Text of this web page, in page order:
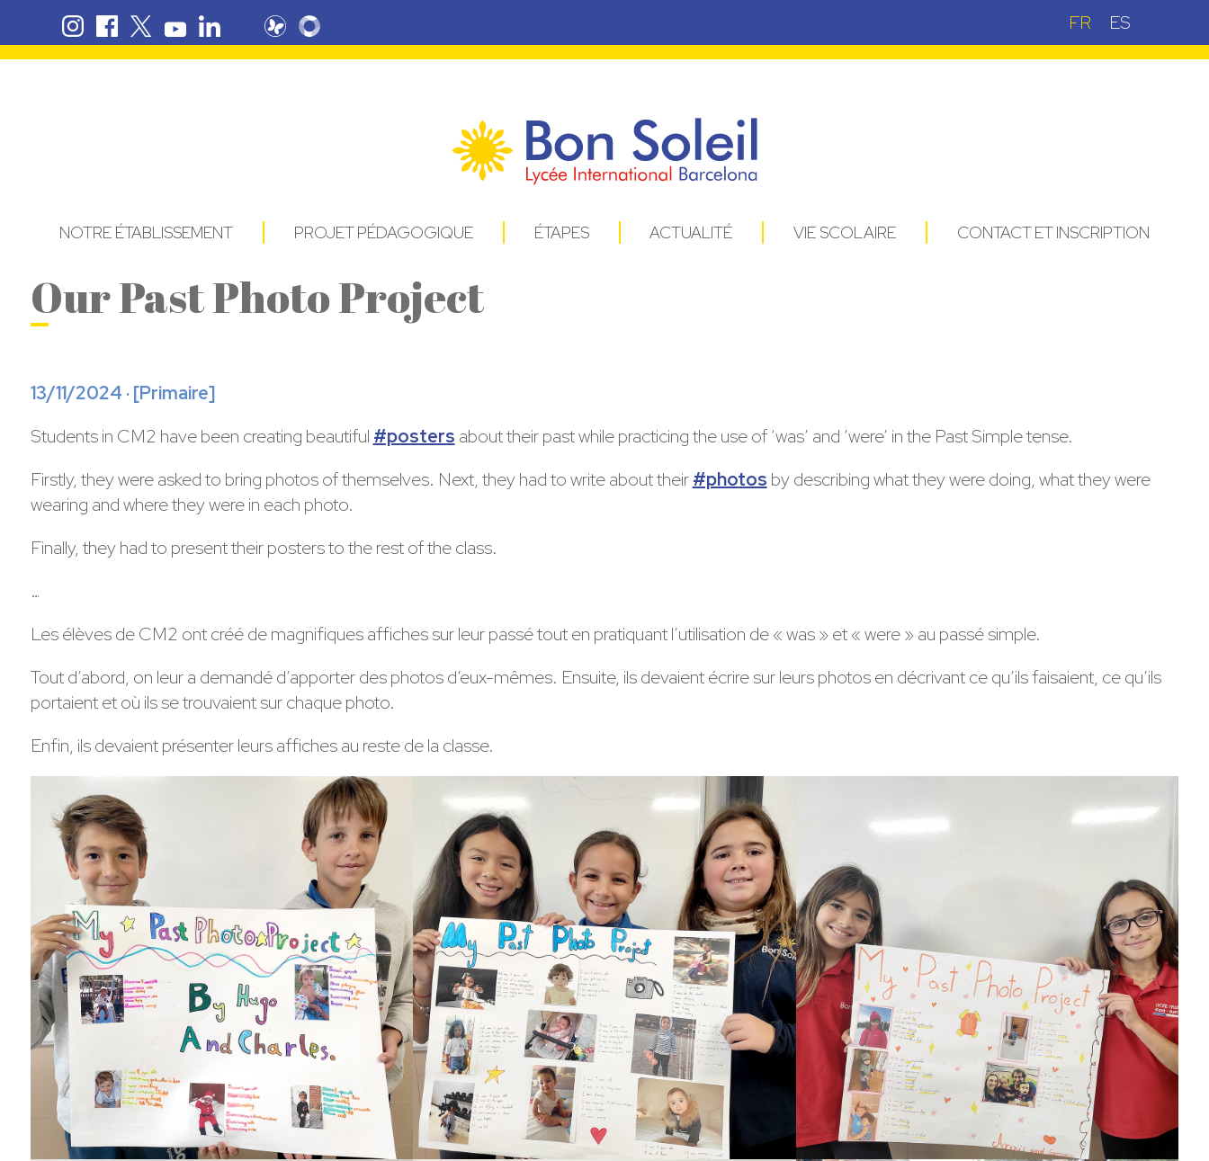
FR ES
NOTRE ÉTABLISSEMENT PROJET PÉDAGOGIQUE ÉTAPES ACTUALITÉ VIE SCOLAIRE CONTACT ET INSCRIPTION
Our Past Photo Project
13/11/2024 · [Primaire]
Students in CM2 have been creating beautiful #posters about their past while practicing the use of ‘was’ and ‘were’ in the Past Simple tense.
Firstly, they were asked to bring photos of themselves. Next, they had to write about their#photos by describing what they were doing, what they were
wearing and where they were in each photo.
Finally, they had to present their posters to the rest of the class.
…
Les élèves de CM2 ont créé de magnifiques affiches sur leur passé tout en pratiquant l’utilisation de « was » et « were » au passé simple.
Tout d’abord, on leur a demandé d’apporter des photos d’eux-mêmes. Ensuite, ils devaient écrire sur leurs photos en décrivant ce qu’ils faisaient, ce qu’ils
portaient et où ils se trouvaient sur chaque photo.
Enfin, ils devaient présenter leurs affiches au reste de la classe.